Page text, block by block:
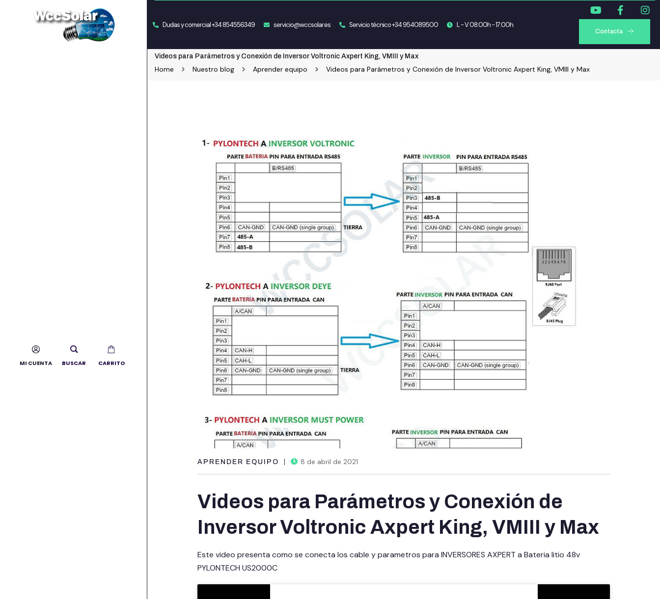
MI CUENTA BUSCAR CARRITO
Dudas y comercial +34 854556349 servicio@wccsolar.es Servicio técnico +34 954089500 L - V 08:00h - 17:00h
Contacta
Videos para Parámetros y Conexión de Inversor Voltronic Axpert King, VMIII y Max
Home Nuestro blog Aprender equipo Videos para Parámetros y Conexión de Inversor Voltronic Axpert King, VMIII y Max
APRENDER EQUIPO 8 de abril de 2021
Videos para Parámetros y Conexión de
Inversor Voltronic Axpert King, VMIII y Max
Este video presenta como se conecta los cable y parametros para INVERSORES AXPERT a Bateria litio 48v
PYLONTECH US2000C